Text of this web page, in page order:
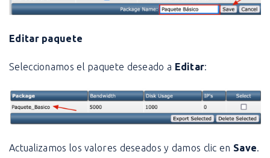
Editar paquete
Seleccionamos el paquete deseado a Editar:
Actualizamos los valores deseados y damos clic en Save.